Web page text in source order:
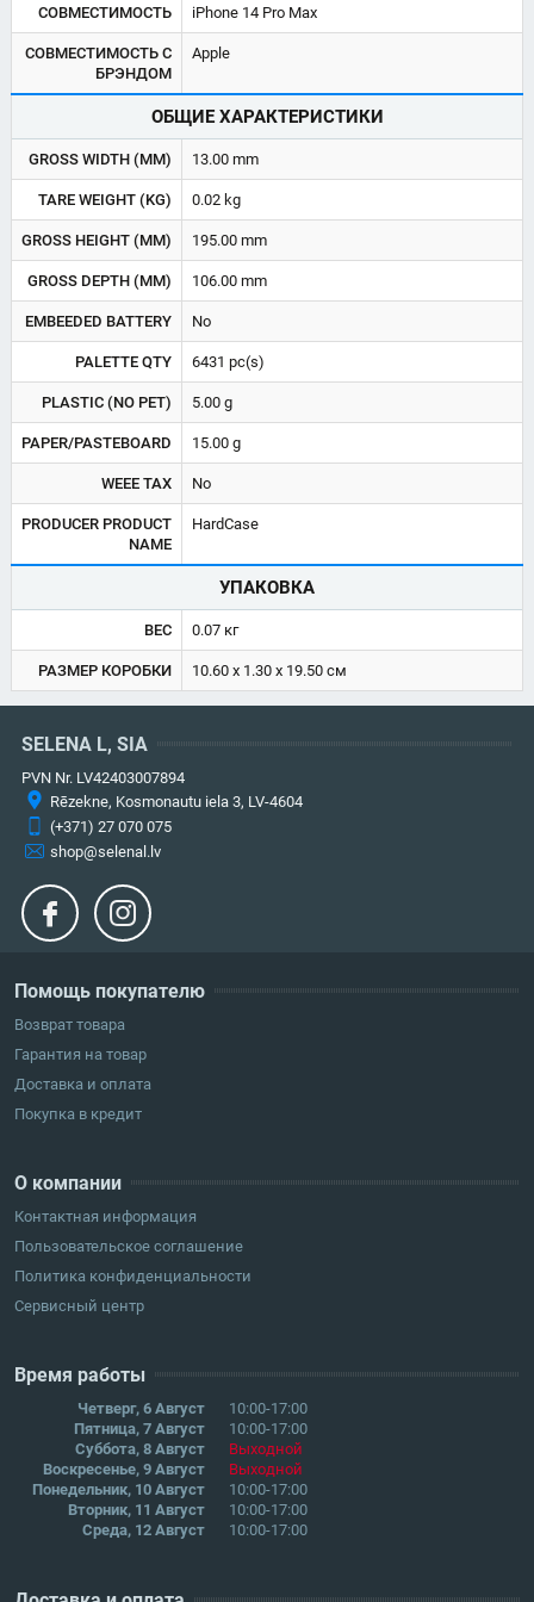
СОВМЕСТИМОСТЬ iPhone 14 Pro Max
СОВМЕСТИМОСТЬ C
БРЭНДОМ
Apple
ОБЩИЕ ХАРАКТЕРИСТИКИ
GROSS WIDTH (MM) 13.00 mm
TARE WEIGHT (KG) 0.02 kg
GROSS HEIGHT (MM) 195.00 mm
GROSS DEPTH (MM) 106.00 mm
EMBEEDED BATTERY No
PALETTE QTY 6431 pc(s)
PLASTIC (NO PET) 5.00 g
PAPER/PASTEBOARD 15.00 g
WEEE TAX No
PRODUCER PRODUCT
NAME
HardCase
УПАКОВКА
ВЕС 0.07 кг
РАЗМЕР КОРОБКИ 10.60 x 1.30 x 19.50 см
Помощь покупателю
Возврат товара
Гарантия на товар
Доставка и оплата
Покупка в кредит
О компании
Контактная информация
Пользовательское соглашение
Политика конфиденциальности
Сервисный центр
Время работы
Четверг, 6 Август
10:00-17:00
Пятница, 7 Август
10:00-17:00
Суббота, 8 Август
Выходной
Воскресенье, 9 Август
Выходной
Понедельник, 10 Август
10:00-17:00
Вторник, 11 Август
10:00-17:00
Среда, 12 Август
10:00-17:00
SELENA L, SIA
PVN Nr. LV42403007894
Rēzekne, Kosmonautu iela 3, LV-4604
(+371) 27 070 075
shop@selenal.lv